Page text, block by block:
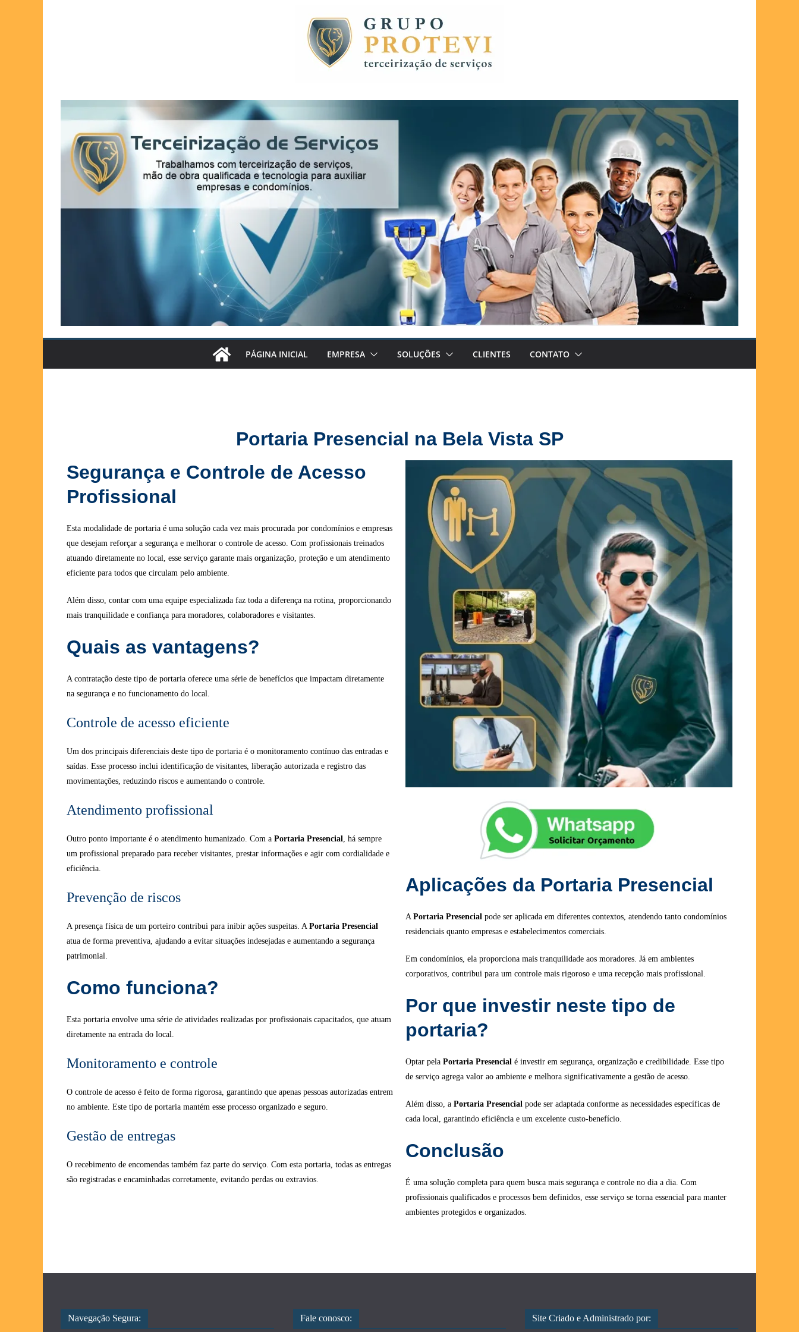
PÁGINA INICIAL EMPRESA SOLUÇÕES CLIENTES CONTATO
Portaria Presencial na Bela Vista SP
Segurança e Controle de Acesso
Profissional
Esta modalidade de portaria é uma solução cada vez mais procurada por condomínios e empresas
que desejam reforçar a segurança e melhorar o controle de acesso. Com profissionais treinados
atuando diretamente no local, esse serviço garante mais organização, proteção e um atendimento
eficiente para todos que circulam pelo ambiente.
Além disso, contar com uma equipe especializada faz toda a diferença na rotina, proporcionando
mais tranquilidade e confiança para moradores, colaboradores e visitantes.
Quais as vantagens?
A contratação deste tipo de portaria oferece uma série de benefícios que impactam diretamente
na segurança e no funcionamento do local.
Controle de acesso eficiente
Um dos principais diferenciais deste tipo de portaria é o monitoramento contínuo das entradas e
saídas. Esse processo inclui identificação de visitantes, liberação autorizada e registro das
movimentações, reduzindo riscos e aumentando o controle.
Atendimento profissional
Outro ponto importante é o atendimento humanizado. Com a Portaria Presencial, há sempre
um profissional preparado para receber visitantes, prestar informações e agir com cordialidade e
eficiência.
Prevenção de riscos
A presença física de um porteiro contribui para inibir ações suspeitas. A Portaria Presencial
atua de forma preventiva, ajudando a evitar situações indesejadas e aumentando a segurança
patrimonial.
Como funciona?
Esta portaria envolve uma série de atividades realizadas por profissionais capacitados, que atuam
diretamente na entrada do local.
Monitoramento e controle
O controle de acesso é feito de forma rigorosa, garantindo que apenas pessoas autorizadas entrem
no ambiente. Este tipo de portaria mantém esse processo organizado e seguro.
Gestão de entregas
O recebimento de encomendas também faz parte do serviço. Com esta portaria, todas as entregas
são registradas e encaminhadas corretamente, evitando perdas ou extravios.
Aplicações da Portaria Presencial
A Portaria Presencial pode ser aplicada em diferentes contextos, atendendo tanto condomínios
residenciais quanto empresas e estabelecimentos comerciais.
Em condomínios, ela proporciona mais tranquilidade aos moradores. Já em ambientes
corporativos, contribui para um controle mais rigoroso e uma recepção mais profissional.
Por que investir neste tipo de
portaria?
Optar pela Portaria Presencial é investir em segurança, organização e credibilidade. Esse tipo
de serviço agrega valor ao ambiente e melhora significativamente a gestão de acesso.
Além disso, a Portaria Presencial pode ser adaptada conforme as necessidades específicas de
cada local, garantindo eficiência e um excelente custo-benefício.
Conclusão
É uma solução completa para quem busca mais segurança e controle no dia a dia. Com
profissionais qualificados e processos bem definidos, esse serviço se torna essencial para manter
ambientes protegidos e organizados.
Navegação Segura: Fale conosco: Site Criado e Administrado por: